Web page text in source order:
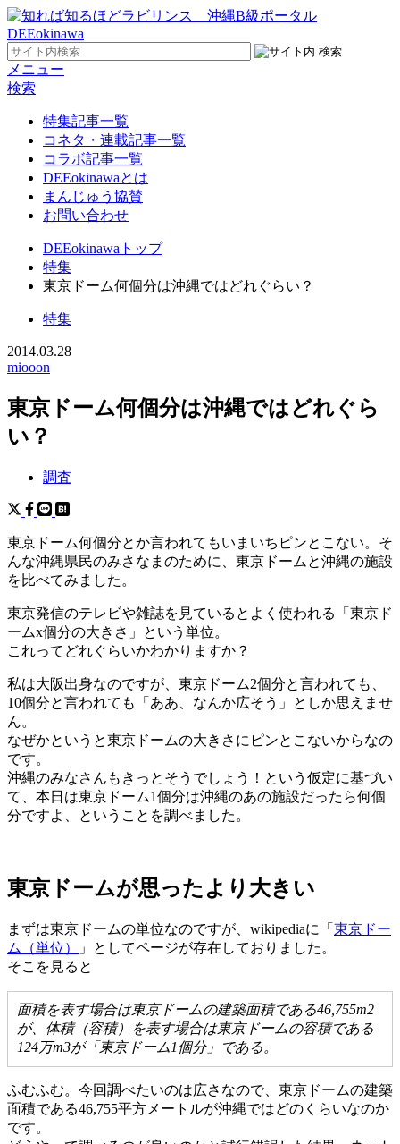
メニュー
検索
特集記事一覧
コネタ・連載記事一覧
コラボ記事一覧
DEEokinawaとは
まんじゅう協賛
お問い合わせ
DEEokinawaトップ
特集
東京ドーム何個分は沖縄ではどれぐらい？
特集
2014.03.28
miooon
東京ドーム何個分は沖縄ではどれぐら
い？
調査
東京ドーム何個分とか言われてもいまいちピンとこない。そ
んな沖縄県民のみさなまのために、東京ドームと沖縄の施設
を比べてみました。
東京発信のテレビや雑誌を見ているとよく使われる「東京ド
ームx個分の大きさ」という単位。
これってどれぐらいかわかりますか？
私は大阪出身なのですが、東京ドーム2個分と言われても、
10個分と言われても「ああ、なんか広そう」としか思えませ
ん。
なぜかというと東京ドームの大きさにピンとこないからなの
です。
沖縄のみなさんもきっとそうでしょう！という仮定に基づい
て、本日は東京ドーム1個分は沖縄のあの施設だったら何個
分ですよ、ということを調べました。
東京ドームが思ったより大きい
まずは東京ドームの単位なのですが、wikipediaに「 東京ドー
ム（単位）
」としてページが存在しておりました。
そこを見ると
面積を表す場合は東京ドームの建築面積である46,755m2
が、体積（容積）を表す場合は東京ドームの容積である
124万m3が「東京ドーム1個分」である。
ふむふむ。今回調べたいのは広さなので、東京ドームの建築
面積である46,755平方メートルが沖縄ではどのくらいなのか
です。